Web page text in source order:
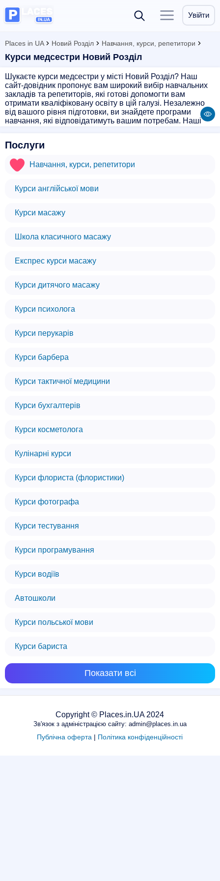
Увійти
Places in UA Новий Розділ Навчання, курси, репетитори
Курси медсестри Новий Розділ
Шукаєте курси медсестри у місті Новий Розділ? Наш
сайт-довідник пропонує вам широкий вибір навчальних
закладів та репетиторів, які готові допомогти вам
отримати кваліфіковану освіту в цій галузі. Незалежно
від вашого рівня підготовки, ви знайдете програми
навчання, які відповідатимуть вашим потребам. Наші
знаннями з вами. Вони нададуть вам всю необхідну
кар'єри медсестри. Запишіться на курси медсестри на
нашому сайті і отримайте можливість пройти якісне
майбутнє вже сьогодні!
Послуги
Навчання, курси, репетитори
Курси англійської мови
Курси масажу
Школа класичного масажу
Експрес курси масажу
Курси дитячого масажу
Курси психолога
Курси перукарів
Курси барбера
Курси тактичної медицини
Курси бухгалтерів
Курси косметолога
Кулінарні курси
Курси флориста (флористики)
Курси фотографа
Курси тестування
Курси програмування
Курси водіїв
Автошколи
Курси польської мови
Курси бариста
Показати всі
Copyright © Places.in.UA 2024
Зв'язок з адміністрацією сайту: admin@places.in.ua
Публічна оферта | Політика конфіденційності